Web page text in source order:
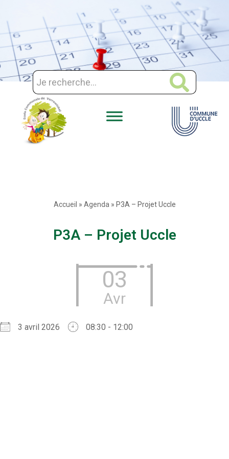
Aller
au
contenu
Accueil » Agenda » P3A – Projet Uccle
P3A – Projet Uccle
03
Avr
3 avril 2026 08:30 - 12:00